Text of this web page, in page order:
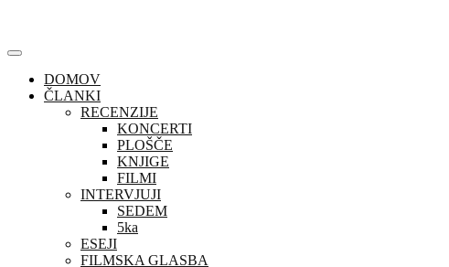
content
DOMOV
ČLANKI
RECENZIJE
KONCERTI
PLOŠČE
KNJIGE
FILMI
INTERVJUJI
SEDEM
5ka
ESEJI
FILMSKA GLASBA